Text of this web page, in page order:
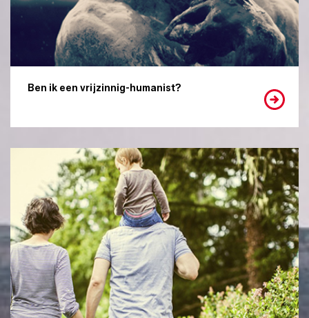
Ben ik een vrijzinnig-humanist?